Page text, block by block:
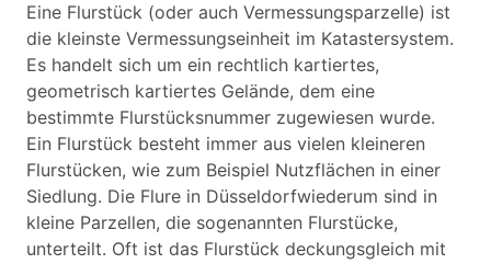
Eine Flurstück (oder auch Vermessungsparzelle) ist
die kleinste Vermessungseinheit im Katastersystem.
Es handelt sich um ein rechtlich kartiertes,
geometrisch kartiertes Gelände, dem eine
bestimmte Flurstücksnummer zugewiesen wurde.
Ein Flurstück besteht immer aus vielen kleineren
Flurstücken, wie zum Beispiel Nutzflächen in einer
Siedlung. Die Flure in Düsseldorfwiederum sind in
kleine Parzellen, die sogenannten Flurstücke,
unterteilt. Oft ist das Flurstück deckungsgleich mit